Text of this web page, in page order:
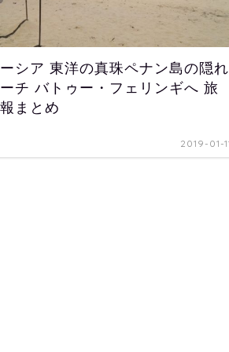
シア 東洋の真珠ペナン島の隠れ
チ バトゥー・フェリンギへ 旅
まとめ
2019-01-